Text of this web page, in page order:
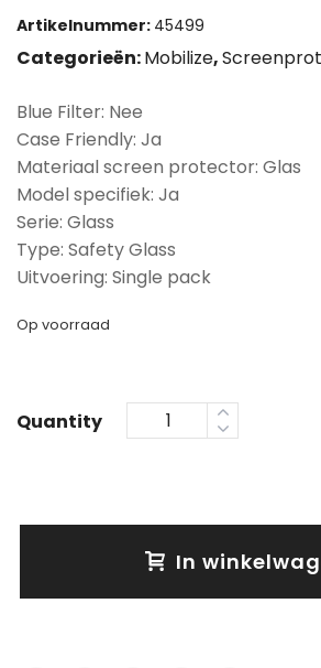
Artikelnummer: 45499
Categorieën:Mobilize,
Blue Filter: Nee
Case Friendly: Ja
Materiaal screen protector: Glas
Model specifiek: Ja
Serie: Glass
Type: Safety Glass
Uitvoering: Single pack
Op voorraad
Quantity
In